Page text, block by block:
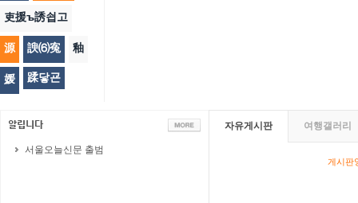
吏援ъ誘쇱고
源 諛⑹寃 釉
媛 蹂닿굔
서울오늘신문 출범
자유게시판 여행갤러리
게시판